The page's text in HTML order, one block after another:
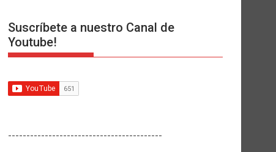
Suscríbete a nuestro Canal de
Youtube!
------------------------------------------